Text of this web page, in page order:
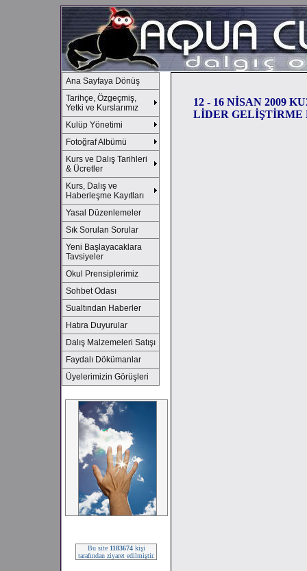
Ana Sayfaya Dönüş
Tarihçe, Özgeçmiş,
Yetki ve Kurslarımız
Kulüp Yönetimi
Fotoğraf Albümü
Kurs ve Dalış Tarihleri
& Ücretler
Kurs, Dalış ve
Haberleşme Kayıtları
Yasal Düzenlemeler
Sık Sorulan Sorular
Yeni Başlayacaklara
Tavsiyeler
Okul Prensiplerimiz
Sohbet Odası
Sualtından Haberler
Hatıra Duyurular
Dalış Malzemeleri Satışı
Faydalı Dökümanlar
Üyelerimizin Görüşleri
Bu site 1183674kişi
tarafından ziyaret edilmiştir.
12 - 16 NİSAN 2009
LİDER